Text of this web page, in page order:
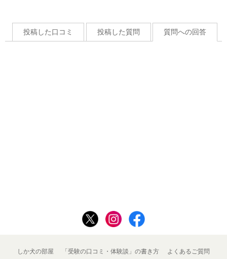
投稿した口コミ 投稿した質問 質問への回答
しか犬の部屋 「受験の口コミ・体験談」の書き方 よくあるご質問